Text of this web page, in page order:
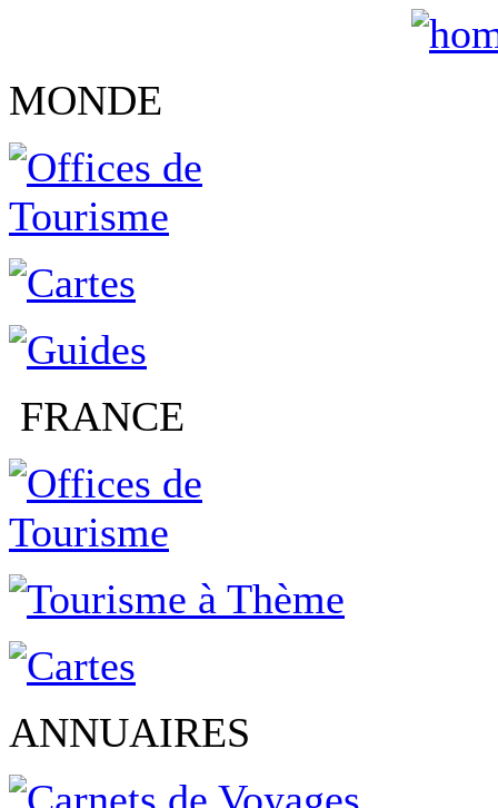
MONDE
FRANCE
ANNUAIRES